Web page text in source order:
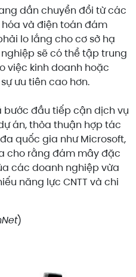
dần chuyển đổi từ các
và điện toán đám
lo lắng cho cơ sở hạ
sẽ có thể tập trung
việc kinh doanh hoặc
ưu tiên cao hơn.
bước đầu tiếp cận dịch vụ
án, thỏa thuận hợp tác
quốc gia như Microsoft,
cho rằng đám mây đặc
các doanh nghiệp vừa
năng lực CNTT và chi
)